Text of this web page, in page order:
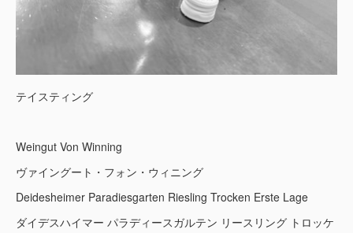
テイスティング
Weingut Von Winning
ヴァイングート・フォン・ウィニング
Deidesheimer Paradiesgarten Riesling Trocken Erste Lage
ダイデスハイマー パラディースガルテン リースリング トロッケ